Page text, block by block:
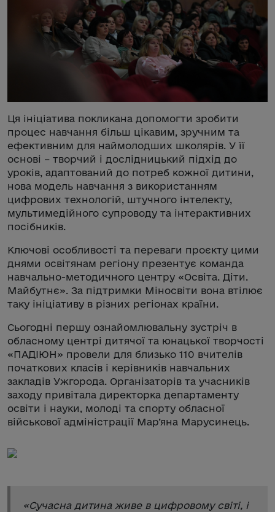
Ця ініціатива покликана допомогти зробити
процес навчання більш цікавим, зручним та
ефективним для наймолодших школярів. У її
основі – творчий і дослідницький підхід до
уроків, адаптований до потреб кожної дитини,
нова модель навчання з використанням
цифрових технологій, штучного інтелекту,
мультимедійного супроводу та інтерактивних
посібників.
Ключові особливості та переваги проєкту цими
днями освітянам регіону презентує команда
навчально-методичного центру «Освіта. Діти.
Майбутнє». За підтримки Міносвіти вона втілює
таку ініціативу в різних регіонах країни.
Сьогодні першу ознайомлювальну зустріч в
обласному центрі дитячої та юнацької творчості
«ПАДІЮН» провели для близько 110 вчителів
початкових класів і керівників навчальних
закладів Ужгорода. Організаторів та учасників
заходу привітала директорка департаменту
освіти і науки, молоді та спорту обласної
військової адміністрації Мар’яна Марусинець.
«Сучасна дитина живе в цифровому світі, і